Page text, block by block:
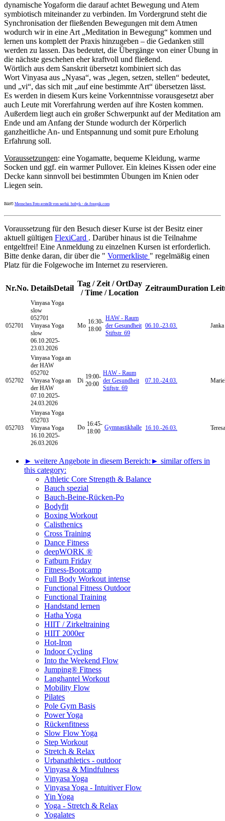
dynamische Yogaform die darauf achtet Bewegung und Atem
symbiotisch miteinander zu verbinden. Im Vordergrund steht die
Synchronisation der fließenden Bewegungen mit dem Atmen
wodurch wir in eine Art „Meditation in Bewegung“ kommen und
lernen uns komplett der Praxis hinzugeben – die Gedanken still
werden zu lassen. Das bedeutet, die Übergänge von einer Übung in
die nächste geschehen eher kraftvoll und fließend.
Wörtlich aus dem Sanskrit übersetzt kombiniert sich das
Wort Vinyasa aus „Nyasa“, was „legen, setzen, stellen“ bedeutet,
und „vi“, das sich mit „auf eine bestimmte Art“ übersetzen lässt.
Es werden in diesem Kurs keine Vorkenntnisse vorausgesetzt aber
auch Leute mit Vorerfahrung werden auf ihre Kosten kommen.
Außerdem liegt auch ein großer Schwerpunkt auf der Meditation am
Ende und am Anfang der Stunde wodurch der Körperlich
ganzheitliche An- und Entspannung und somit pure Erholung
Erfahrung soll.
Voraussetzungen: eine Yogamatte, bequeme Kleidung, warme
Socken und ggf. ein warmer Pullover. Ein kleines Kissen oder eine
Decke kann sinnvoll bei bestimmten Übungen im Knien oder
Liegen sein.
Bild© Menschen Foto erstellt von serhii_bobyk - de.freepik.com
Voraussetzung für den Besuch dieser Kurse ist der Besitz einer
aktuell gültigen FlexiCard . Darüber hinaus ist die Teilnahme
entgeltfrei! Eine Anmeldung zu einzelnen Kursen ist erforderlich.
Bitte denke daran, dir über die " Vormerkliste " regelmäßig einen
Platz für die Folgewoche im Internet zu reservieren.
Nr.No. DetailsDetail
Tag / Zeit / OrtDay
/ Time / Location
ZeitraumDuration
052701
Vinyasa Yoga
slow
052701
Vinyasa Yoga
slow
06.10.2025-
23.03.2026
Mo
16:30-
18:00
HAW - Raum
der Gesundheit
Stiftstr. 69
06.10.-23.03.
052702
Vinyasa Yoga an
der HAW
052702
Vinyasa Yoga an
der HAW
07.10.2025-
24.03.2026
Di
19:00-
20:00
HAW - Raum
der Gesundheit
Stiftstr. 69
07.10.-24.03.
052703
Vinyasa Yoga
052703
Vinyasa Yoga
16.10.2025-
26.03.2026
Do 16:45-
18:00
Gymnastikhalle 16.10.-26.03.
► weitere Angebote in diesem Bereich: ► similar offers in
this category:
Athletic Core Strength & Balance
Bauch spezial
Bauch-Beine-Rücken-Po
Bodyfit
Boxing Workout
Calisthenics
Cross Training
Dance Fitness
deepWORK ®
Fatburn Friday
Fitness-Bootcamp
Full Body Workout intense
Functional Fitness Outdoor
Functional Training
Handstand lernen
Hatha Yoga
HIIT / Zirkeltraining
HIIT 2000er
Hot-Iron
Indoor Cycling
Into the Weekend Flow
Jumping® Fitness
Langhantel Workout
Mobility Flow
Pilates
Pole Gym Basis
Power Yoga
Rückenfitness
Slow Flow Yoga
Step Workout
Stretch & Relax
Urbanathletics - outdoor
Vinyasa & Mindfulness
Vinyasa Yoga
Vinyasa Yoga - Intuitiver Flow
Yin Yoga
Yoga - Stretch & Relax
Yogalates